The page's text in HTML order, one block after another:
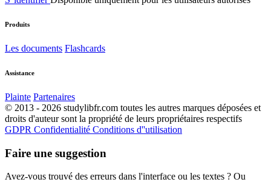
Produits
Les documents Flashcards
Assistance
Plainte Partenaires
© 2013 - 2026 studylibfr.com toutes les autres marques déposées et
droits d'auteur sont la propriété de leurs propriétaires respectifs
GDPR Confidentialité Conditions d''utilisation
Faire une suggestion
Avez-vous trouvé des erreurs dans l'interface ou les textes ? Ou